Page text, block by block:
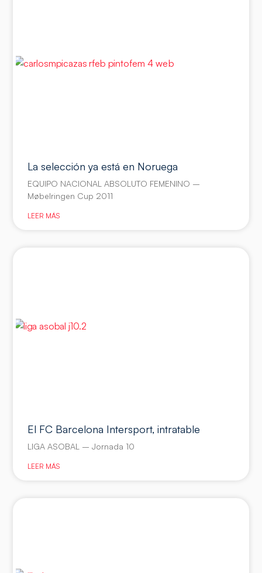
La selección ya está en Noruega
EQUIPO NACIONAL ABSOLUTO FEMENINO –
Møbelringen Cup 2011
LEER MÁS
El FC Barcelona Intersport, intratable
LIGA ASOBAL – Jornada 10
LEER MÁS